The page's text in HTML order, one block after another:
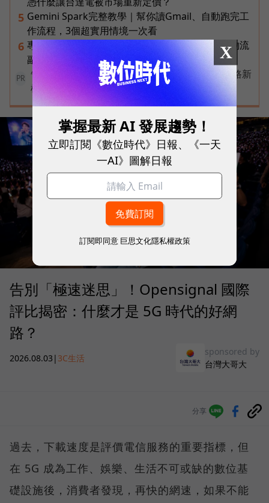
5 Gemini Spark完整教學｜幫你讀Gmail、自動跑完工
作流程，3個超實用情境一次看
6 專訪｜進貨沒變快，momo為何仍導入機器人？物流
副總揭比拚速度更棘手的缺工難題
PR
告別極速迷思！台灣大哥大奪國際雙冠揭密好網路新
標準
告別「極速迷思」！Opensignal 國際
評比揭密：什麼才是 5G 時代的好網
路？
2026.08.03 | 3C生活
sponsored by
台灣大哥大
分享
過去，下載速度是評價電信服務的重要指標，但
在 5G 成為工作、娛樂、生活不可或缺的數位基
礎設施後，消費者發現，再快的網速，如果不能
X
掌握最新 AI 發展趨勢！
立即訂閱《數位時代》日報、《一天
一AI》圖解日報
訂閱即同意 巨思文化隱私權政策